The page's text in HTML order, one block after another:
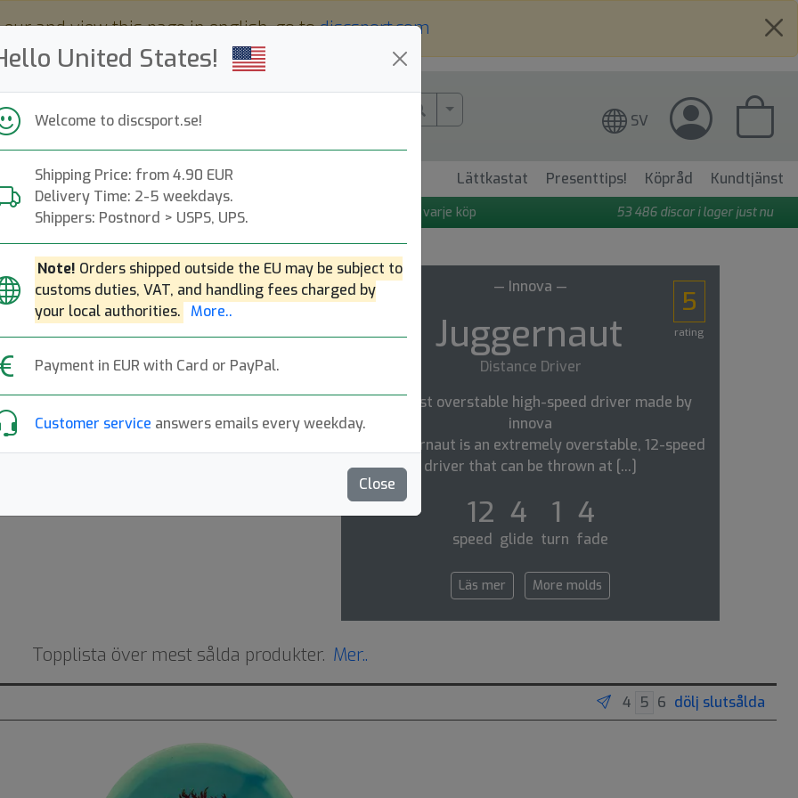
United States!
Welcome to discsport.se!
Shipping Price: from 4.90 EUR
Delivery Time: 2-5 weekdays.
Shippers: Postnord > USPS, UPS.
Note! Orders shipped outside the EU may be subject to
customs duties, VAT, and handling fees charged by
your local authorities. More..
Payment in EUR with Card or PayPal.
Customer service answers emails every weekday.
Close
eur and view this page in english, go todiscsport.com
More Search.. SV
Nyheter Påfyllt Kampanjer Lättkastat Presenttips! Köpråd Kundtjänst
Snabba leveranser Fri frakt över 149 EUR Bonuspoäng på varje köp 53 486 discar i lager just nu
5
rating
— Innova —
Juggernaut
Distance Driver
The most overstable high-speed driver made by
innova
the juggernaut is an extremely overstable, 12-speed
driver that can be thrown at [...]
12 4 1 4
speed glide turn fade
Läs mer More molds
Topplista över mest sålda produkter. Mer..
dölj slutsålda